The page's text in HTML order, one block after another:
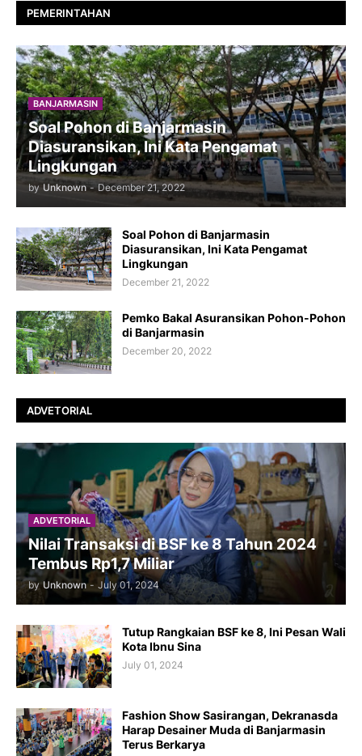
PEMERINTAHAN
BANJARMASIN
Soal Pohon di Banjarmasin
Diasuransikan, Ini Kata Pengamat
Lingkungan
by Unknown - December 21, 2022
Soal Pohon di Banjarmasin
Diasuransikan, Ini Kata Pengamat
Lingkungan
December 21, 2022
Pemko Bakal Asuransikan Pohon-Pohon
di Banjarmasin
December 20, 2022
ADVETORIAL
ADVETORIAL
Nilai Transaksi di BSF ke 8 Tahun 2024
Tembus Rp1,7 Miliar
by Unknown - July 01, 2024
Tutup Rangkaian BSF ke 8, Ini Pesan Wali
Kota Ibnu Sina
July 01, 2024
Fashion Show Sasirangan, Dekranasda
Harap Desainer Muda di Banjarmasin
Terus Berkarya